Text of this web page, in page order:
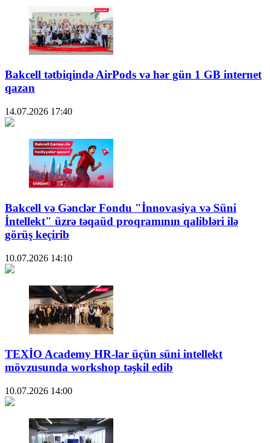
Bakcell tətbiqində AirPods və hər gün 1 GB internet
qazan
14.07.2026 17:40
Bakcell və Gənclər Fondu "İnnovasiya və Süni
İntellekt" üzrə təqaüd proqramının qalibləri ilə
görüş keçirib
10.07.2026 14:10
TEXİO Academy HR-lar üçün süni intellekt
mövzusunda workshop təşkil edib
10.07.2026 14:00